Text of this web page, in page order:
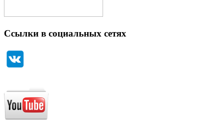
Ссылки в социальных сетях